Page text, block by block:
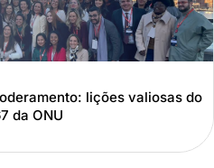
lições valiosas do
da ONU